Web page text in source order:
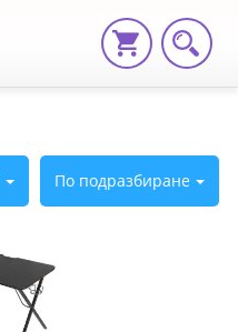
По подразбиране